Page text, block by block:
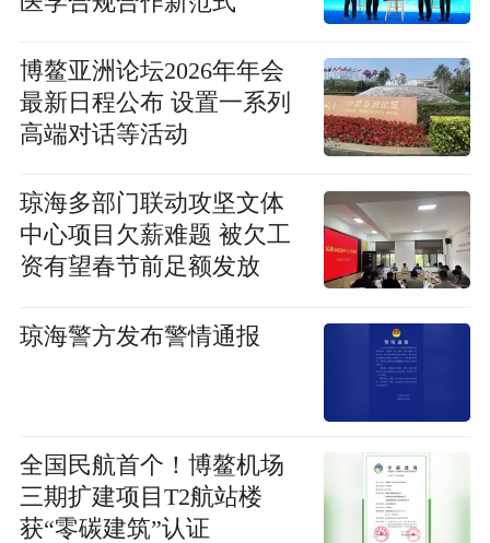
博鳌亚洲论坛2026年年会
最新日程公布 设置一系列
高端对话等活动
琼海多部门联动攻坚文体
中心项目欠薪难题 被欠工
资有望春节前足额发放
琼海警方发布警情通报
全国民航首个！博鳌机场
三期扩建项目T2航站楼
获“零碳建筑”认证